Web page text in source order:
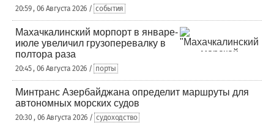
20:59 , 06 Августа 2026 / события
Махачкалинский морпорт в январе-
июле увеличил грузоперевалку в
полтора раза
20:45 , 06 Августа 2026 / порты
Минтранс Азербайджана определит маршруты для
автономных морских судов
20:30 , 06 Августа 2026 / судоходство